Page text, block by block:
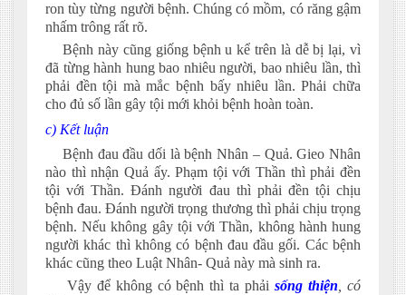
ron tùy từng người bệnh. Chúng có mồm, có răng gậm
nhấm trông rất rõ.
Bệnh này cũng giống bệnh u kể trên là dễ bị lại, vì
đã từng hành hung bao nhiêu người, bao nhiêu lần, thì
phải đền tội mà mắc bệnh bấy nhiêu lần. Phải chữa
cho đủ số lần gây tội mới khỏi bệnh hoàn toàn.
c) Kết luận
Bệnh đau đầu dối là bệnh Nhân – Quả. Gieo Nhân
nào thì nhận Quả ấy. Phạm tội với Thần thì phải đền
tội với Thần. Đánh người đau thì phải đền tội chịu
bệnh đau. Đánh người trọng thương thì phải chịu trọng
bệnh. Nếu không gây tội với Thần, không hành hung
người khác thì không có bệnh đau đầu gối. Các bệnh
khác cũng theo Luật Nhân- Quả này mà sinh ra.
Vậy để không có bệnh thì ta phảisống thiện , có